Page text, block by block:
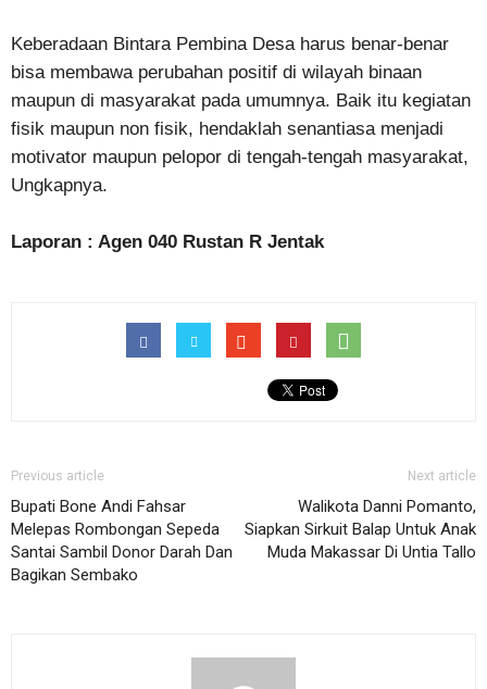
Keberadaan Bintara Pembina Desa harus benar-benar
bisa membawa perubahan positif di wilayah binaan
maupun di masyarakat pada umumnya. Baik itu kegiatan
fisik maupun non fisik, hendaklah senantiasa menjadi
motivator maupun pelopor di tengah-tengah masyarakat,
Ungkapnya.
Laporan : Agen 040 Rustan R Jentak
Previous article
Bupati Bone Andi Fahsar
Melepas Rombongan Sepeda
Santai Sambil Donor Darah Dan
Bagikan Sembako
Next article
Walikota Danni Pomanto,
Siapkan Sirkuit Balap Untuk Anak
Muda Makassar Di Untia Tallo